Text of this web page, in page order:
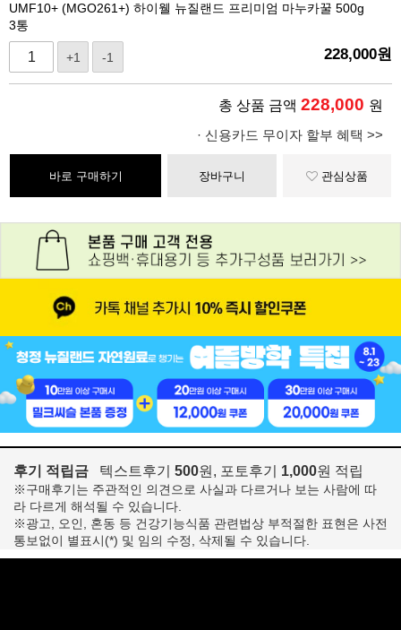
UMF10+ (MGO261+) 하이웰 뉴질랜드 프리미엄 마누카꿀 500g
3통
+1 -1 228,000원
총 상품 금액 228,000 원
· 신용카드 무이자 할부 혜택 >>
바로 구매하기 장바구니 관심상품
후기 적립금 텍스트후기 500원, 포토후기 1,000원 적립
※구매후기는 주관적인 의견으로 사실과 다르거나 보는 사람에 따
라 다르게 해석될 수 있습니다.
※광고, 오인, 혼동 등 건강기능식품 관련법상 부적절한 표현은 사전
통보없이 별표시(*) 및 임의 수정, 삭제될 수 있습니다.